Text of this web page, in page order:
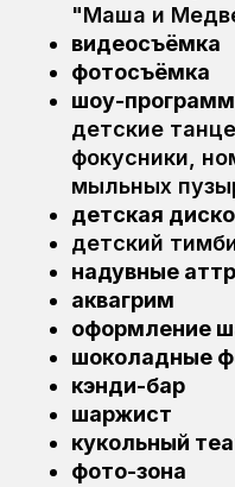
"Маша и
видеосъёмка
фотосъёмка
шоу-
детские
фокусники,
мыльных
детская
детский
надувные
аквагрим
оформление
шоколадные
кэнди-бар
шаржист
кукольный
фото-зона